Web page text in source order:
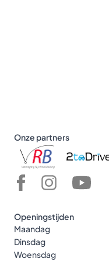
Onze partners
Openingstijden
Maandag
Dinsdag
Woensdag